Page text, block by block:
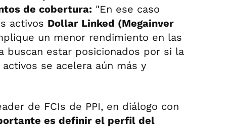
de cobertura: "En ese caso
activos Dollar Linked (Megainver
un menor rendimiento en las
buscan estar posicionados por si la
se acelera aún más y
de FCIs de PPI, en diálogo con
es definir el perfil del